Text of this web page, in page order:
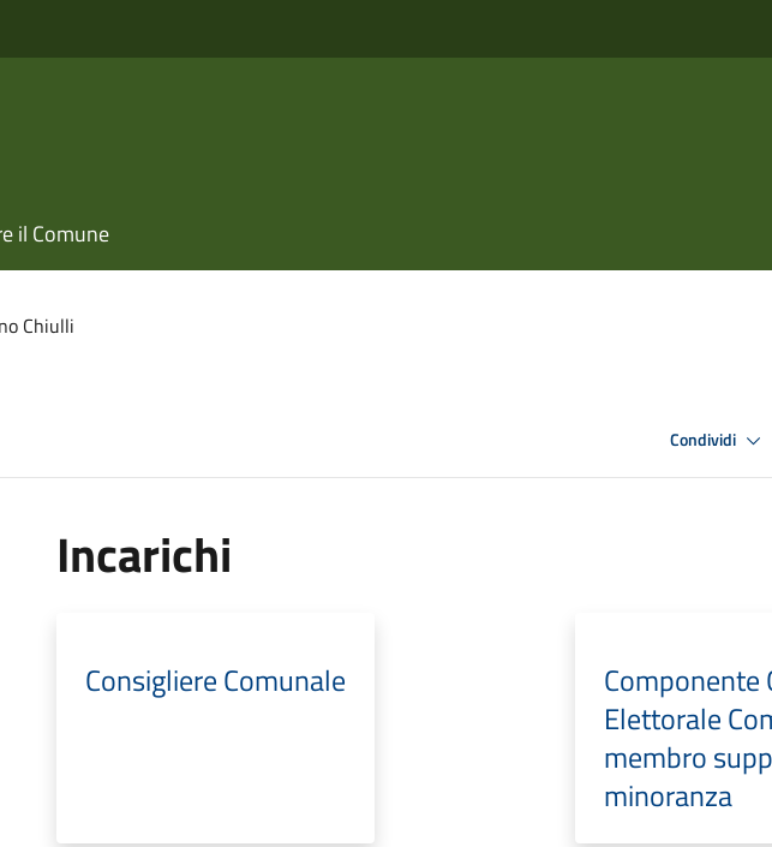
il Comune
Chiulli
Condividi
Incarichi
Consigliere Comunale
Componente
Elettorale
membro
minoranza